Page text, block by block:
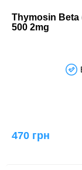
Thymosin Beta
500 2mg
470 грн